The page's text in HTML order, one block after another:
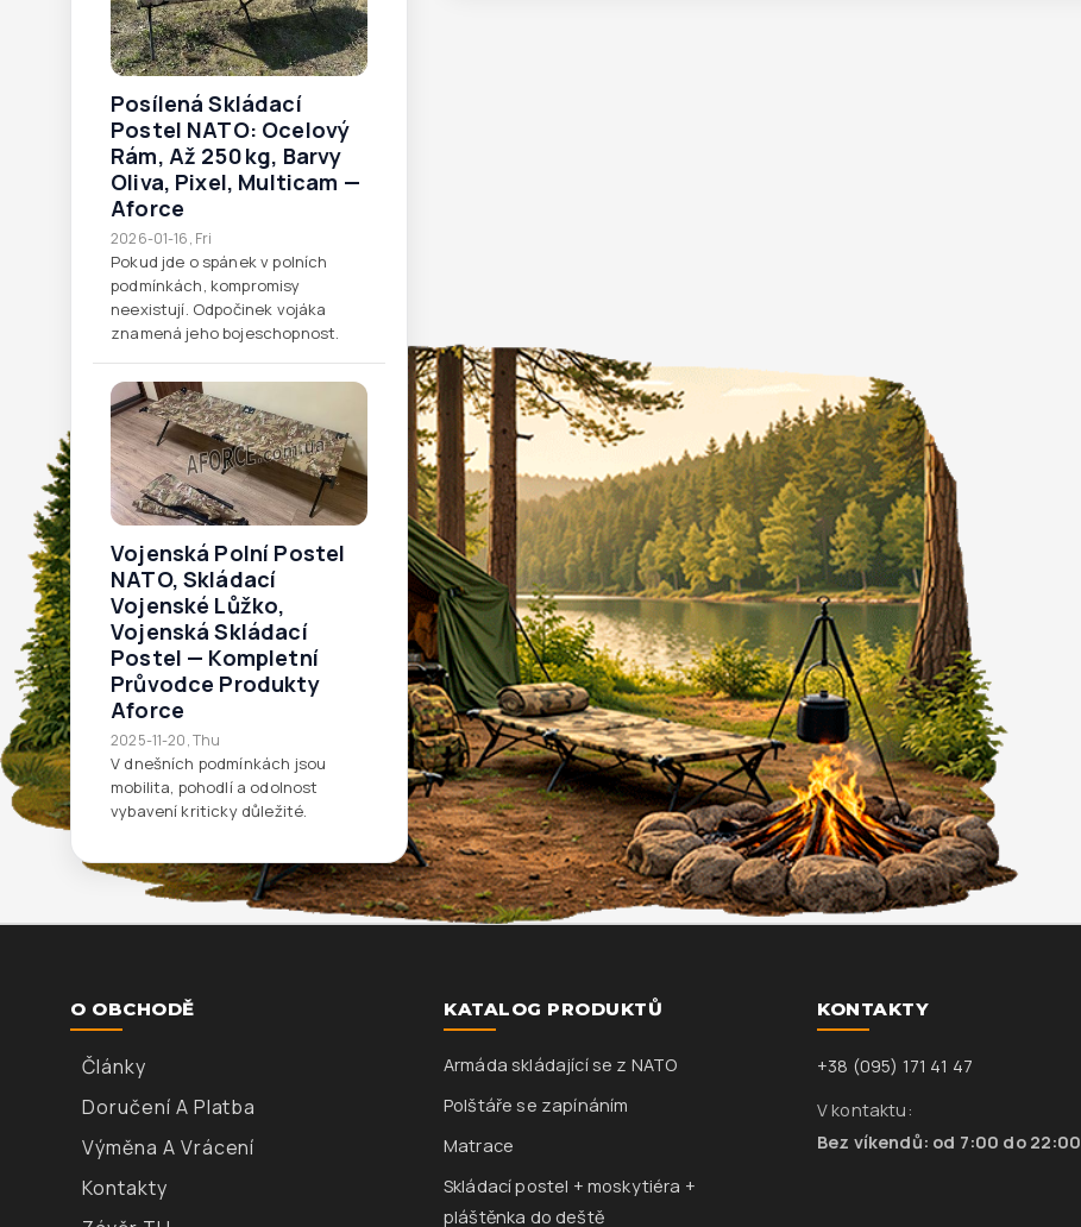
Posílená Skládací
Postel NATO: Ocelový
Rám, Až 250 Kg, Barvy
Oliva, Pixel, Multicam —
Aforce
2026-01-16, Fri
Pokud jde o spánek v polních
podmínkách, kompromisy
neexistují. Odpočinek vojáka
znamená jeho bojeschopnost.
Vojenská Polní Postel
NATO, Skládací
Vojenské Lůžko,
Vojenská Skládací
Postel — Kompletní
Průvodce Produkty
Aforce
2025-11-20, Thu
V dnešních podmínkách jsou
mobilita, pohodlí a odolnost
vybavení kriticky důležité.
O OBCHODĚ
Články
Doručení A Platba
Výměna A Vrácení
Kontakty
KATALOG PRODUKTŮ
Armáda skládající se z NATO
Polštáře se zapínáním
Matrace
Skládací postel + moskytiéra +
pláštěnka do deště
KONTAKTY
+38 (095) 171 41 47
V kontaktu:
Bez víkendů: od 7:00 do 22:00